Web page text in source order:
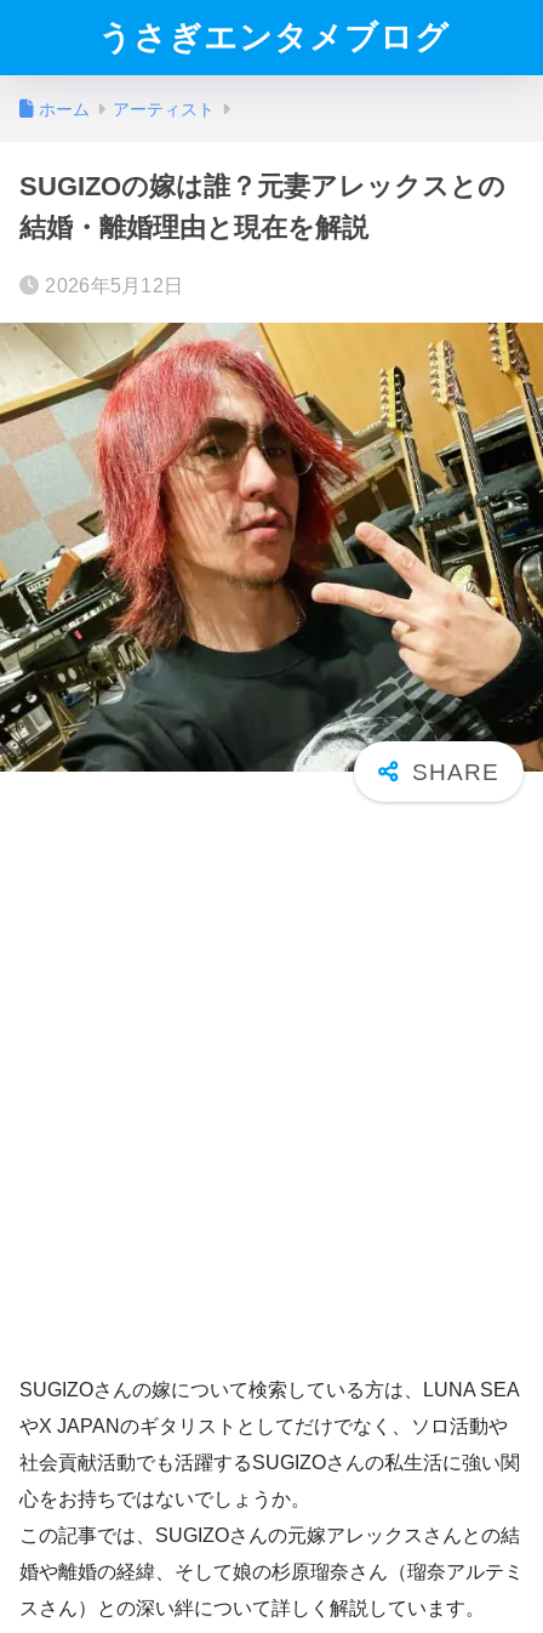
うさぎエンタメブログ
ホーム アーティスト
SUGIZOの嫁は誰？元妻アレックスとの
結婚・離婚理由と現在を解説
2026年5月12日
SUGIZOさんの嫁について検索している方は、LUNA SEA
やX JAPANのギタリストとしてだけでなく、ソロ活動や
社会貢献活動でも活躍するSUGIZOさんの私生活に強い関
心をお持ちではないでしょうか。
この記事では、SUGIZOさんの元嫁アレックスさんとの結
婚や離婚の経緯、そして娘の杉原瑠奈さん（瑠奈アルテミ
スさん）との深い絆について詳しく解説しています。